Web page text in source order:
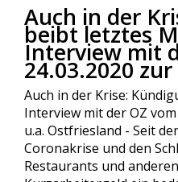
Auch in der
beibt letztes
Interview mit
24.03.2020
Auch in der Krise:
Interview mit der OZ
u.a. Ostfriesland - Seit
Coronakrise und den
Restaurants und